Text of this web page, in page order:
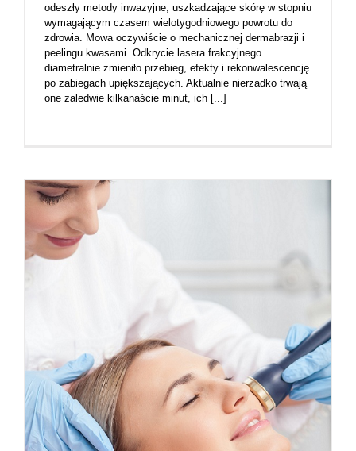
odeszły metody inwazyjne, uszkadzające skórę w stopniu
wymagającym czasem wielotygodniowego powrotu do
zdrowia. Mowa oczywiście o mechanicznej dermabrazji i
peelingu kwasami. Odkrycie lasera frakcyjnego
diametralnie zmieniło przebieg, efekty i rekonwalescencję
po zabiegach upiększających. Aktualnie nierzadko trwają
one zaledwie kilkanaście minut, ich [...]